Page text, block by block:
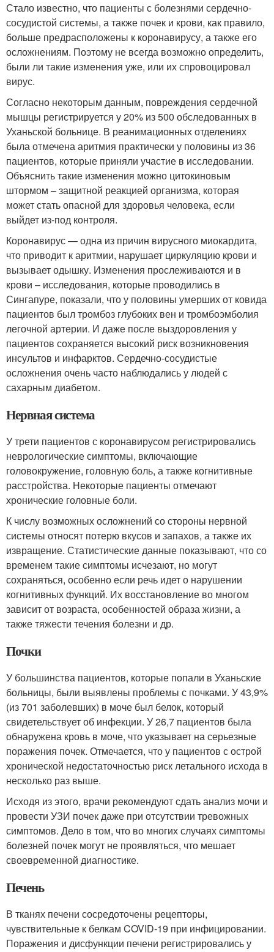
Стало известно, что пациенты с болезнями сердечно-
сосудистой системы, а также почек и крови, как правило,
больше предрасположены к коронавирусу, а также его
осложнениям. Поэтому не всегда возможно определить,
были ли такие изменения уже, или их спровоцировал
вирус.
Согласно некоторым данным, повреждения сердечной
мышцы регистрируется у 20% из 500 обследованных в
Уханьской больнице. В реанимационных отделениях
была отмечена аритмия практически у половины из 36
пациентов, которые приняли участие в исследовании.
Объяснить такие изменения можно цитокиновым
штормом – защитной реакцией организма, которая
может стать опасной для здоровья человека, если
выйдет из-под контроля.
Коронавирус — одна из причин вирусного миокардита,
что приводит к аритмии, нарушает циркуляцию крови и
вызывает одышку. Изменения прослеживаются и в
крови – исследования, которые проводились в
Сингапуре, показали, что у половины умерших от ковида
пациентов был тромбоз глубоких вен и тромбоэмболия
легочной артерии. И даже после выздоровления у
пациентов сохраняется высокий риск возникновения
инсультов и инфарктов. Сердечно-сосудистые
осложнения очень часто наблюдались у людей с
сахарным диабетом.
Нервная система
У трети пациентов с коронавирусом регистрировались
неврологические симптомы, включающие
головокружение, головную боль, а также когнитивные
расстройства. Некоторые пациенты отмечают
хронические головные боли.
К числу возможных осложнений со стороны нервной
системы относят потерю вкусов и запахов, а также их
извращение. Статистические данные показывают, что со
временем такие симптомы исчезают, но могут
сохраняться, особенно если речь идет о нарушении
когнитивных функций. Их восстановление во многом
зависит от возраста, особенностей образа жизни, а
также тяжести течения болезни и др.
Почки
У большинства пациентов, которые попали в Уханьские
больницы, были выявлены проблемы с почками. У 43,9%
(из 701 заболевших) в моче был белок, который
свидетельствует об инфекции. У 26,7 пациентов была
обнаружена кровь в моче, что указывает на серьезные
поражения почек. Отмечается, что у пациентов с острой
хронической недостаточностью риск летального исхода в
несколько раз выше.
Исходя из этого, врачи рекомендуют сдать анализ мочи и
провести УЗИ почек даже при отсутствии тревожных
симптомов. Дело в том, что во многих случаях симптомы
болезней почек могут не проявляться, что мешает
своевременной диагностике.
Печень
В тканях печени сосредоточены рецепторы,
чувствительные к белкам COVID-19 при инфицировании.
Поражения и дисфункции печени регистрировались у